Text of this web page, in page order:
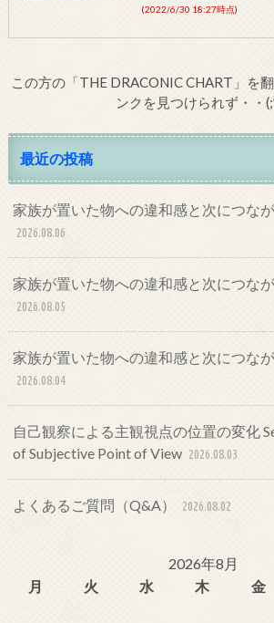
(2022/6/30 18:27時点)
この方の「THE DRACONIC CHART」を
ンクを見つけられず・・
最近の投稿
家族が置いた物への違和感と次につな
2026.08.06
家族が置いた物への違和感と次につな
2026.08.05
家族が置いた物への違和感と次につな
2026.08.04
自己観察による主観視点の位置の変化
of Subjective Point of View 2026.08.03
よくあるご質問（Q&A） 2026.08.02
2026年8月
月
火 水 木 金